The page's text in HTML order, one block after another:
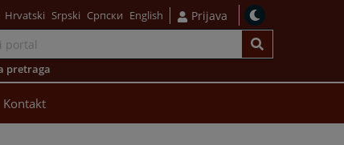
Hrvatski Srpski Српски English Prijava
pretraga
Kontakt